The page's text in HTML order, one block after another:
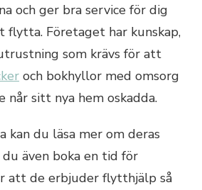
och ger bra service för dig
flytta. Företaget har kunskap,
som krävs för att
och bokhyllor med omsorg
sitt nya hem oskadda.
kan du läsa mer om deras
även boka en tid för
att de erbjuder flytthjälp så